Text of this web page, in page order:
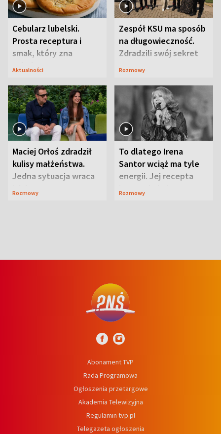
Cebularz lubelski.
Prosta receptura i
smak, który zna
Lubelszczyzna
Aktualności
Zespół KSU ma sposób
na długowieczność.
Zdradzili swój sekret
Rozmowy
Maciej Orłoś zdradził
kulisy małżeństwa.
Jedna sytuacja wraca
jak bumerang
Rozmowy
To dlatego Irena
Santor wciąż ma tyle
energii. Jej recepta
jest zaskakująco
Rozmowy
Abonament TVP
Rada Programowa
Ogłoszenia przetargowe
Akademia Telewizyjna
Regulamin tvp.pl
Telegazeta ogłoszenia